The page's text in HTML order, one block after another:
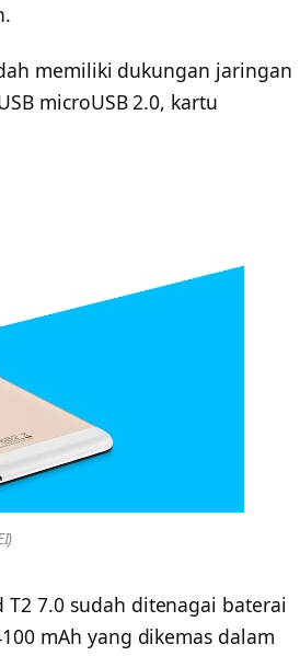
memiliki dukungan jaringan
microUSB 2.0, kartu
7.0 sudah ditenagai baterai
mAh yang dikemas dalam